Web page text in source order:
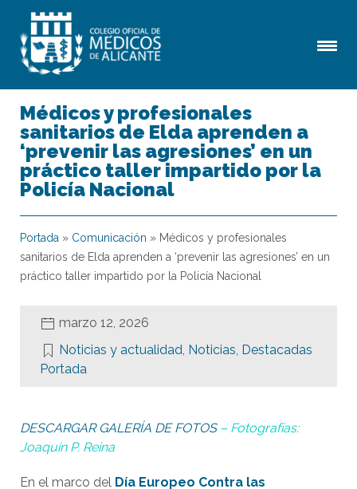
Médicos y profesionales
sanitarios de Elda aprenden a
‘prevenir las agresiones’ en un
práctico taller impartido por la
Policía Nacional
Portada » Comunicación » Médicos y profesionales
sanitarios de Elda aprenden a ‘prevenir las agresiones’ en un
práctico taller impartido por la Policía Nacional
marzo 12, 2026
Noticias y actualidad, Noticias, Destacadas
Portada
DESCARGAR GALERÍA DE FOTOS– Fotografías:
Joaquín P. Reina
En el marco del Día Europeo Contra las